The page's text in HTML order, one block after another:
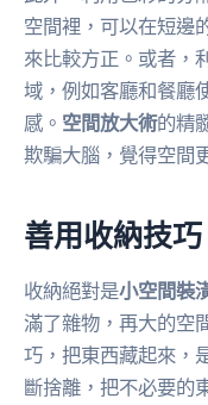
空間裡，可以在短邊
來比較方正。或者，
域，例如客廳和餐廳
感。 空間放大術的精
欺騙大腦，覺得空間
善用收納技
收納絕對是小空間裝
滿了雜物，再大的空
巧，把東西藏起來，
斷捨離，把不必要的